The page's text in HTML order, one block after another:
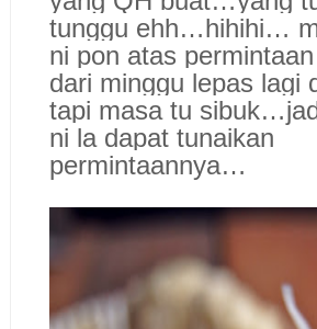
tunggu ehh…hihihi…
ni pon atas
dari minggu lepas lagi
tapi masa tu
ni la dapat tunaikan
permintaannya…